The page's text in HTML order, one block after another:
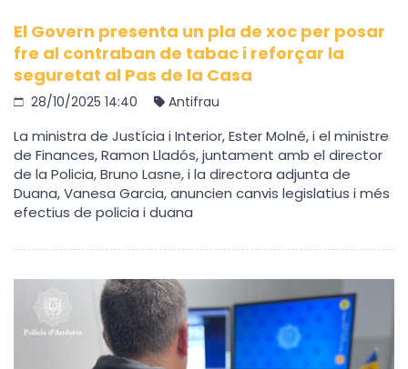
El Govern presenta un pla de xoc per posar
fre al contraban de tabac i reforçar la
seguretat al Pas de la Casa
28/10/2025 14:40 Antifrau
La ministra de Justícia i Interior, Ester Molné, i el ministre
de Finances, Ramon Lladós, juntament amb el director
de la Policia, Bruno Lasne, i la directora adjunta de
Duana, Vanesa Garcia, anuncien canvis legislatius i més
efectius de policia i duana